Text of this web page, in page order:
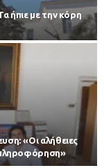
ήπιε με την κόρη
«Οι αλήθειες